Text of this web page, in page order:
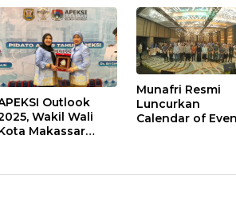
Outlook
Wakil Wali
Makassar
Munafri Resmi
Luncurkan
Calendar of
Tahun